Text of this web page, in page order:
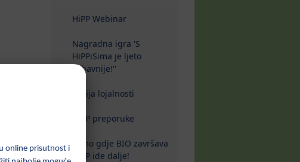
HiPP Webinar
Nagradna igra 'S
HiPPiSima je ljeto
zabavnije!''
Akcija lojalnosti
HiPP preporuke
Tamo gdje BIO završava
HiPP ide dalje!